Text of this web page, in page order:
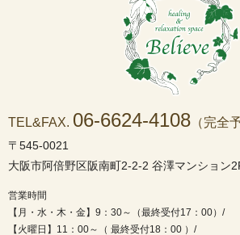
TEL&FAX. 06-6624-4108 （完全
〒545-0021
大阪市阿倍野区阪南町2-2-2 谷澤マンション
営業時間
【月・水・木・金】9：30～（最終受付17：00）/
【火曜日】11：00～（ 最終受付18：00 ）/